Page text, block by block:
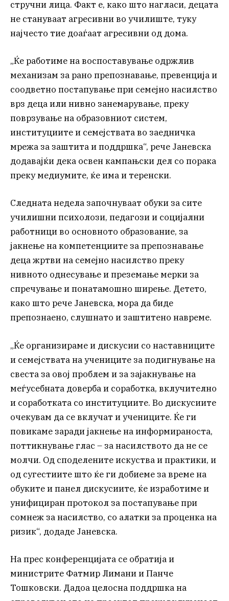
стручни лица. Факт е, како што нагласи, децата
не стануваат агресивни во училиште, туку
најчесто тие доаѓаат агресивни од дома.
„Ќе работиме на воспоставување одржлив
механизам за рано препознавање, превенција и
соодветно постапување при семејно насилство
врз деца или нивно занемарување, преку
поврзување на образовниот систем,
институциите и семејствата во заедничка
мрежа за заштита и поддршка“, рече Јаневска
додавајќи дека освен кампањски дел со порака
преку медиумите, ќе има и теренски.
Следната недела започнуваат обуки за сите
училишни психолози, педагози и социјални
работници во основното образование, за
јакнење на компетенциите за препознавање
деца жртви на семејно насилство преку
нивното однесување и преземање мерки за
спречување и понатамошно ширење. Детето,
како што рече Јаневска, мора да биде
препознаено, слушнато и заштитено навреме.
„Ќе организираме и дискусии со наставниците
и семејствата на учениците за подигнување на
свеста за овој проблем и за зајакнување на
меѓусебната доверба и соработка, вклучително
и соработката со институциите. Во дискусиите
очекувам да се вклучат и учениците. Ќе ги
повикаме заради јакнење на информираноста,
поттикнување глас – за насилството да не се
молчи. Од споделените искуства и практики, и
од сугестиите што ќе ги добиеме за време на
обуките и панел дискусиите, ќе изработиме и
унифициран протокол за постапување при
сомнеж за насилство, со алатки за проценка на
ризик“, додаде Јаневска.
На прес конференцијата се обратија и
министрите Фатмир Лимани и Панче
Тошковски. Дадоа целосна поддршка на